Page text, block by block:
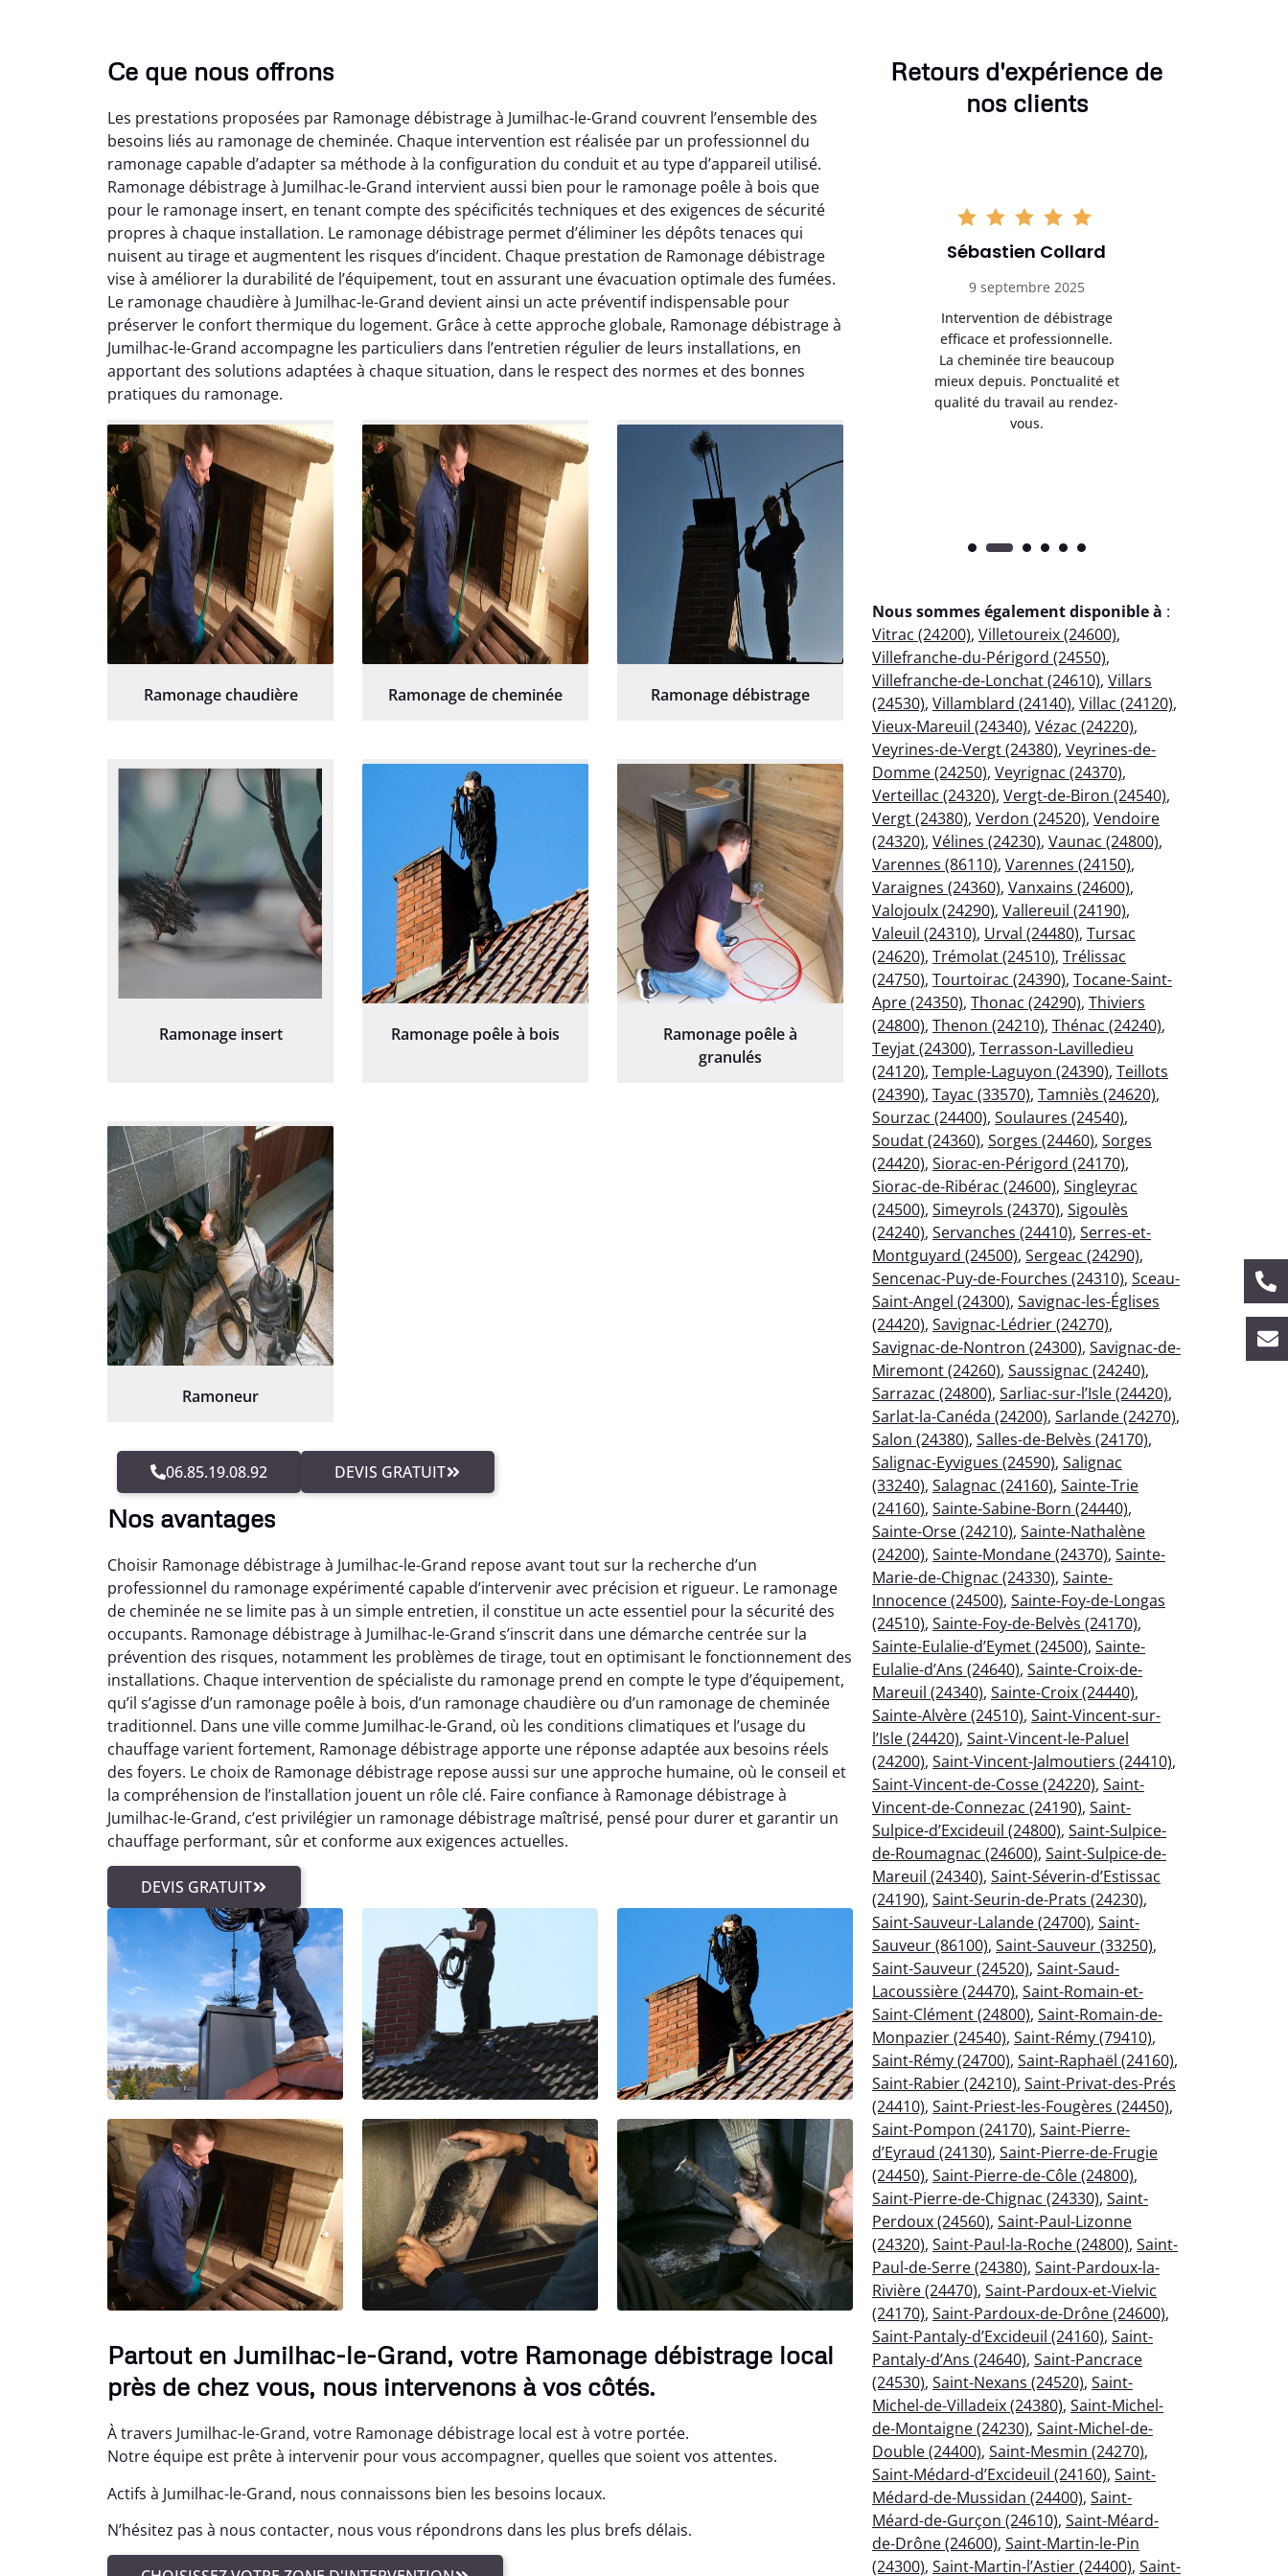
Ce que nous offrons
Les prestations proposées par Ramonage débistrage à Jumilhac-le-Grand couvrent l’ensemble des
besoins liés au ramonage de cheminée. Chaque intervention est réalisée par un professionnel du
ramonage capable d’adapter sa méthode à la configuration du conduit et au type d’appareil utilisé.
Ramonage débistrage à Jumilhac-le-Grand intervient aussi bien pour le ramonage poêle à bois que
pour le ramonage insert, en tenant compte des spécificités techniques et des exigences de sécurité
propres à chaque installation. Le ramonage débistrage permet d’éliminer les dépôts tenaces qui
nuisent au tirage et augmentent les risques d’incident. Chaque prestation de Ramonage débistrage
vise à améliorer la durabilité de l’équipement, tout en assurant une évacuation optimale des fumées.
Le ramonage chaudière à Jumilhac-le-Grand devient ainsi un acte préventif indispensable pour
préserver le confort thermique du logement. Grâce à cette approche globale, Ramonage débistrage à
Jumilhac-le-Grand accompagne les particuliers dans l’entretien régulier de leurs installations, en
apportant des solutions adaptées à chaque situation, dans le respect des normes et des bonnes
pratiques du ramonage.
Ramonage chaudière Ramonage de cheminée Ramonage débistrage
Ramonage insert Ramonage poêle à bois
Ramonage poêle à
granulés
Ramoneur
06.85.19.08.92 DEVIS GRATUIT
Nos avantages
Choisir Ramonage débistrage à Jumilhac-le-Grand repose avant tout sur la recherche d’un
professionnel du ramonage expérimenté capable d’intervenir avec précision et rigueur. Le ramonage
de cheminée ne se limite pas à un simple entretien, il constitue un acte essentiel pour la sécurité des
occupants. Ramonage débistrage à Jumilhac-le-Grand s’inscrit dans une démarche centrée sur la
prévention des risques, notamment les problèmes de tirage, tout en optimisant le fonctionnement des
installations. Chaque intervention de spécialiste du ramonage prend en compte le type d’équipement,
qu’il s’agisse d’un ramonage poêle à bois, d’un ramonage chaudière ou d’un ramonage de cheminée
traditionnel. Dans une ville comme Jumilhac-le-Grand, où les conditions climatiques et l’usage du
chauffage varient fortement, Ramonage débistrage apporte une réponse adaptée aux besoins réels
des foyers. Le choix de Ramonage débistrage repose aussi sur une approche humaine, où le conseil et
la compréhension de l’installation jouent un rôle clé. Faire confiance à Ramonage débistrage à
Jumilhac-le-Grand, c’est privilégier un ramonage débistrage maîtrisé, pensé pour durer et garantir un
chauffage performant, sûr et conforme aux exigences actuelles.
DEVIS GRATUIT
Partout en Jumilhac-le-Grand, votre Ramonage débistrage local
près de chez vous, nous intervenons à vos côtés.
À travers Jumilhac-le-Grand, votre Ramonage débistrage local est à votre portée.
Notre équipe est prête à intervenir pour vous accompagner, quelles que soient vos attentes.
Actifs à Jumilhac-le-Grand, nous connaissons bien les besoins locaux.
N’hésitez pas à nous contacter, nous vous répondrons dans les plus brefs délais.
Retours d'expérience de
nos clients
Loïc Marchand
24 janvier 2026
Très bon travail de
débistrage et ramonage.
Cheminée parfaitement
nettoyée et fonctionnement
recommande sans
hésitation.
Claire Vautrin
21 juin 2025
Ramonage très bien réalisé,
travail propre et soigné.
Toutes les explications ont
été claires et le conduit a été
sérieux et rassurant.
Sébastien Collard
9 septembre 2025
Intervention de débistrage
efficace et professionnelle.
La cheminée tire beaucoup
mieux depuis. Ponctualité et
qualité du travail au rendez-
vous.
Nous sommes également disponible à :
Vitrac (24200), Villetoureix (24600),
Villefranche-du-Périgord (24550),
Villefranche-de-Lonchat (24610), Villars
(24530), Villamblard (24140), Villac (24120),
Vieux-Mareuil (24340), Vézac (24220),
Veyrines-de-Vergt (24380), Veyrines-de-
Domme (24250), Veyrignac (24370),
Verteillac (24320), Vergt-de-Biron (24540),
Vergt (24380), Verdon (24520), Vendoire
(24320), Vélines (24230), Vaunac (24800),
Varennes (86110), Varennes (24150),
Varaignes (24360), Vanxains (24600),
Valojoulx (24290), Vallereuil (24190),
Valeuil (24310), Urval (24480), Tursac
(24620), Trémolat (24510), Trélissac
(24750), Tourtoirac (24390), Tocane-Saint-
Apre (24350), Thonac (24290), Thiviers
(24800), Thenon (24210), Thénac (24240),
Teyjat (24300), Terrasson-Lavilledieu
(24120), Temple-Laguyon (24390), Teillots
(24390), Tayac (33570), Tamniès (24620),
Sourzac (24400), Soulaures (24540),
Soudat (24360), Sorges (24460), Sorges
(24420), Siorac-en-Périgord (24170),
Siorac-de-Ribérac (24600), Singleyrac
(24500), Simeyrols (24370), Sigoulès
(24240), Servanches (24410), Serres-et-
Montguyard (24500), Sergeac (24290),
Sencenac-Puy-de-Fourches (24310), Sceau-
Saint-Angel (24300), Savignac-les-Églises
(24420), Savignac-Lédrier (24270),
Savignac-de-Nontron (24300), Savignac-de-
Miremont (24260), Saussignac (24240),
Sarrazac (24800), Sarliac-sur-l’Isle (24420),
Sarlat-la-Canéda (24200), Sarlande (24270),
Salon (24380), Salles-de-Belvès (24170),
Salignac-Eyvigues (24590), Salignac
(33240), Salagnac (24160), Sainte-Trie
(24160), Sainte-Sabine-Born (24440),
Sainte-Orse (24210), Sainte-Nathalène
(24200), Sainte-Mondane (24370), Sainte-
Marie-de-Chignac (24330), Sainte-
Innocence (24500), Sainte-Foy-de-Longas
(24510), Sainte-Foy-de-Belvès (24170),
Sainte-Eulalie-d’Eymet (24500), Sainte-
Eulalie-d’Ans (24640), Sainte-Croix-de-
Mareuil (24340), Sainte-Croix (24440),
Sainte-Alvère (24510), Saint-Vincent-sur-
l’Isle (24420), Saint-Vincent-le-Paluel
(24200), Saint-Vincent-Jalmoutiers (24410),
Saint-Vincent-de-Cosse (24220), Saint-
Vincent-de-Connezac (24190), Saint-
Sulpice-d’Excideuil (24800), Saint-Sulpice-
de-Roumagnac (24600), Saint-Sulpice-de-
Mareuil (24340), Saint-Séverin-d’Estissac
(24190), Saint-Seurin-de-Prats (24230),
Saint-Sauveur-Lalande (24700), Saint-
Sauveur (86100), Saint-Sauveur (33250),
Saint-Sauveur (24520), Saint-Saud-
Lacoussière (24470), Saint-Romain-et-
Saint-Clément (24800), Saint-Romain-de-
Monpazier (24540), Saint-Rémy (79410),
Saint-Rémy (24700), Saint-Raphaël (24160),
Saint-Rabier (24210), Saint-Privat-des-Prés
(24410), Saint-Priest-les-Fougères (24450),
Saint-Pompon (24170), Saint-Pierre-
d’Eyraud (24130), Saint-Pierre-de-Frugie
(24450), Saint-Pierre-de-Côle (24800),
Saint-Pierre-de-Chignac (24330), Saint-
Perdoux (24560), Saint-Paul-Lizonne
(24320), Saint-Paul-la-Roche (24800), Saint-
Paul-de-Serre (24380), Saint-Pardoux-la-
Rivière (24470), Saint-Pardoux-et-Vielvic
(24170), Saint-Pardoux-de-Drône (24600),
Saint-Pantaly-d’Excideuil (24160), Saint-
Pantaly-d’Ans (24640), Saint-Pancrace
(24530), Saint-Nexans (24520), Saint-
Michel-de-Villadeix (24380), Saint-Michel-
de-Montaigne (24230), Saint-Michel-de-
Double (24400), Saint-Mesmin (24270),
Saint-Médard-d’Excideuil (24160), Saint-
Médard-de-Mussidan (24400), Saint-
Méard-de-Gurçon (24610), Saint-Méard-
de-Drône (24600), Saint-Martin-le-Pin
(24300), Saint-Martin-l’Astier (24400), Saint-